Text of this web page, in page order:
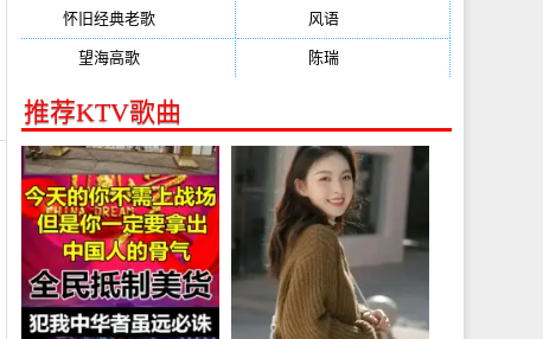
怀旧经典老歌(133) 风语
望海高歌(131) 陈瑞
推荐KTV歌曲